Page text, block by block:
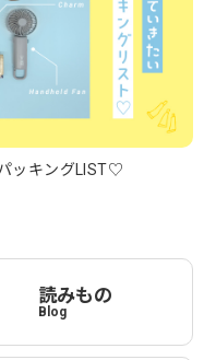
ッキングLIST♡
読みもの
Blog